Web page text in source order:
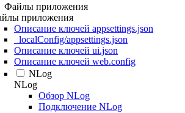
Файлы приложения
приложения
Описание ключей appsettings.json
_localConfig/appsettings.json
Описание ключей ui.json
Описание ключей web.config
NLog
NLog
Обзор NLog
Подключение NLog